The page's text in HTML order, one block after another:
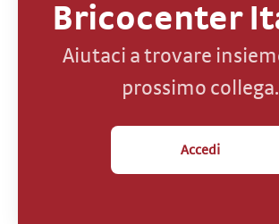
Bricocenter
Aiutaci a trovare
prossimo collega.
Accedi